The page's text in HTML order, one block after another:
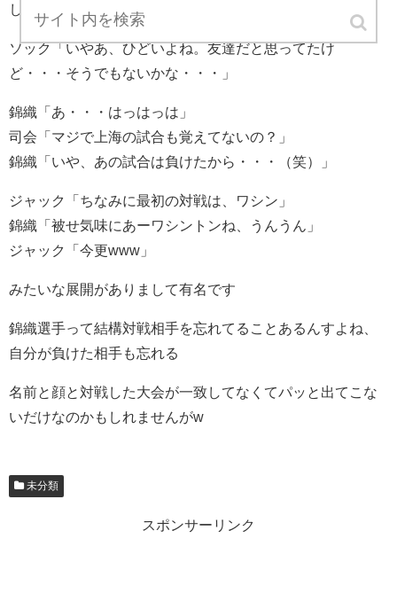
しいぜ？（笑）」
ソック「いやあ、ひどいよね。友達だと思ってたけ
ど・・・そうでもないかな・・・」
錦織「あ・・・はっはっは」
司会「マジで上海の試合も覚えてないの？」
錦織「いや、あの試合は負けたから・・・（笑）」
ジャック「ちなみに最初の対戦は、ワシン」
錦織「被せ気味にあーワシントンね、うんうん」
ジャック「今更www」
みたいな展開がありまして有名です
錦織選手って結構対戦相手を忘れてることあるんすよね、
自分が負けた相手も忘れる
名前と顔と対戦した大会が一致してなくてパッと出てこな
いだけなのかもしれませんがw
未分類
スポンサーリンク